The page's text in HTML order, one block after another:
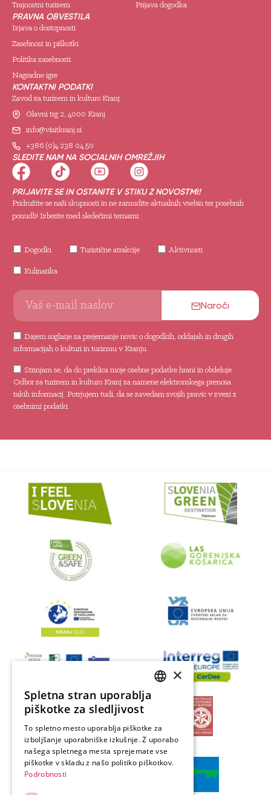
Trajnostni turizem
Prijava dogodka
PRAVNA OBVESTILA
Izjava o dostopnosti
Zasebnost in piškotki
Politika zasebnosti
Nagradne igre
KONTAKTNI PODATKI
Zavod za turizem in kulturo Kranj
Glavni trg 2, 4000 Kranj
info@visitkranj.si
+386 (0)4 238 04 50
SLEDITE NAM NA SOCIALNIH OMREŽJIH
PRIJAVITE SE IN OSTANITE V STIKU Z NOVOSTMI!
Pridružite se naši skupnosti in ne zamudite aktualnih vsebin ter posebnih
ponudb! Izberite med sledečimi temami:
Dogodki Turistične atrakcije Aktivnosti
Kulinarika
Dajem soglasje za prejemanje novic o dogodkih, oddajah in drugih
informacijah o kulturi in turizmu v Kranju.
Strinjam se, da do preklica moje osebne podatke hrani in obdeluje
Odbor za turizem in kulturo Kranj za namene elektronskega prenosa
takih informacij. Potrjujem tudi, da se zavedam svojih pravic v zvezi z
osebnimi podatki.
Naroči
SLOVENIAN
GERMAN
ITALIAN
×
Spletna stran uporablja
piškotke za sledljivost
To spletno mesto uporablja piškotke za
izboljšanje uporabniške izkušnje. Z uporabo
našega spletnega mesta sprejemate vse
piškotke v skladu z našo politiko piškotkov.
Podrobnosti